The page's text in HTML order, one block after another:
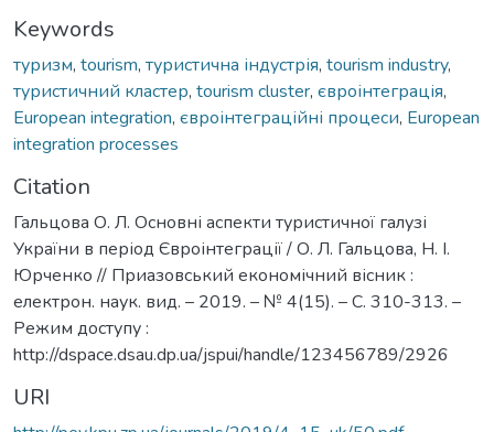
Keywords
туризм, tourism, туристична індустрія, tourism industry,
туристичний кластер, tourism cluster, євроінтеграція,
European integration, євроінтеграційні процеси, European
integration processes
Citation
Гальцова О. Л. Основні аспекти туристичної галузі
України в період Євроінтеграції / О. Л. Гальцова, Н. І.
Юрченко // Приазовський економічний вісник :
електрон. наук. вид. – 2019. – № 4(15). – С. 310-313. –
Режим доступу :
http://dspace.dsau.dp.ua/jspui/handle/123456789/2926
URI